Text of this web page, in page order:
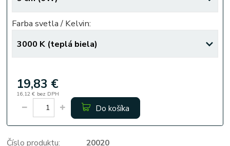
Farba svetla / Kelvin:
19,83 €
16,12 € bez DPH
Do košíka
Číslo produktu:
20020